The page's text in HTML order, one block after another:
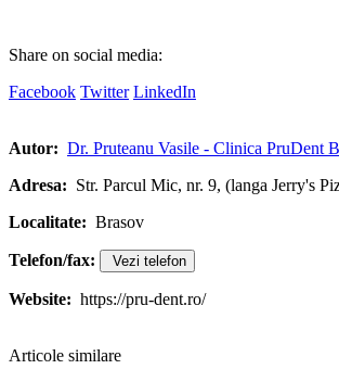
Share on social media:
Facebook Twitter LinkedIn
Autor: Dr. Pruteanu Vasile - Clinica PruDent
Adresa: Str. Parcul Mic, nr. 9, (langa Jerry's
Localitate: Brasov
Telefon/fax: Vezi telefon
Website: https://pru-dent.ro/
Articole similare